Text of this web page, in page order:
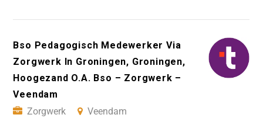
Bso Pedagogisch Medewerker Via
Zorgwerk In Groningen, Groningen,
Hoogezand O.A. Bso – Zorgwerk –
Veendam
Zorgwerk
Veendam